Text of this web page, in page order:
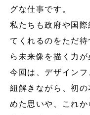
グな仕事です。
私たちも政府や国
てくれるのをただ
ら未来像を描く力
今回は、デザイン
紐解きながら、初
めた思いや、これ